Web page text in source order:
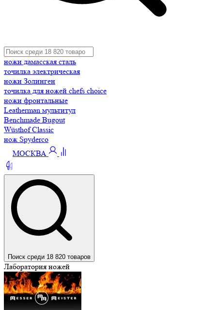
ножи дамасская сталь
точилка электрическая
ножи Золинген
точилка для ножей chefs choice
ножи фронтальные
Leatherman мультитул
Benchmade Bugout
Wüsthof Classic
нож Spyderco
МОСКВА
Поиск среди 18 820 товаров
Лаборатория ножей